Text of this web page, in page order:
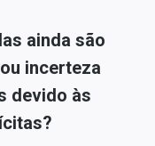
ainda são
incerteza
devido às